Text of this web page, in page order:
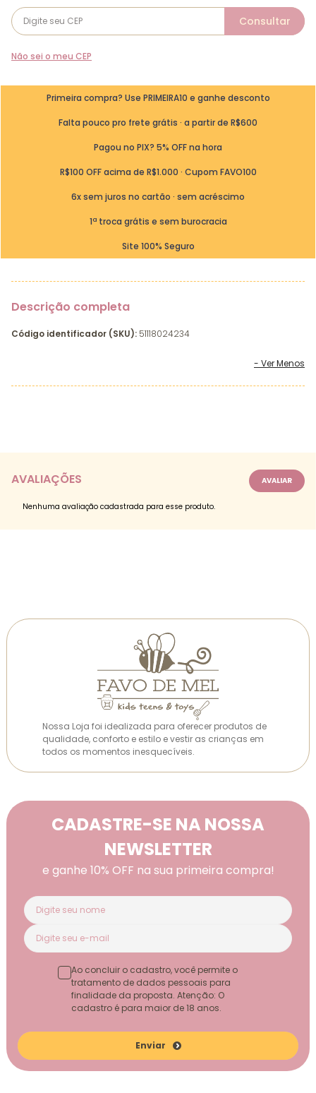
Não sei o meu CEP
Primeira compra? Use PRIMEIRA10 e ganhe desconto
Falta pouco pro frete grátis · a partir de R$600
Pagou no PIX? 5% OFF na hora
R$100 OFF acima de R$1.000 · Cupom FAVO100
6x sem juros no cartão · sem acréscimo
1ª troca grátis e sem burocracia
Site 100% Seguro
Descrição completa
Código identificador (SKU): 51118024234
AVALIAÇÕES
Nenhuma avaliação cadastrada para esse produto.
Nossa Loja foi idealizada para oferecer produtos de
qualidade, conforto e estilo e vestir as crianças em
todos os momentos inesquecíveis.
CADASTRE-SE NA NOSSA
NEWSLETTER
e ganhe 10% OFF na sua primeira compra!
Enviar
Ao concluir o cadastro, você permite o
tratamento de dados pessoais para
finalidade da proposta. Atenção: O
cadastro é para maior de 18 anos.